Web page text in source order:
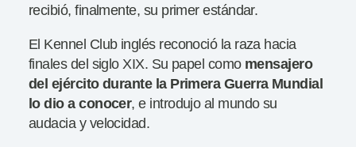
recibió, finalmente, su primer estándar.
El Kennel Club inglés reconoció la raza hacia
finales del siglo XIX. Su papel comomensajero
del ejército durante la Primera Guerra Mundial
lo dio a conocer, e introdujo al mundo su
audacia y velocidad.